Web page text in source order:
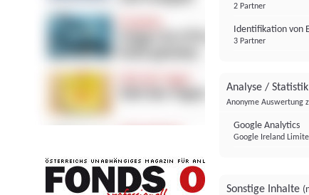
2 Partner
Identifikation von
3 Partner
Analyse / Statistik
Anonyme Auswertung
Google Analytics
Google Ireland
Sonstige Inhalte